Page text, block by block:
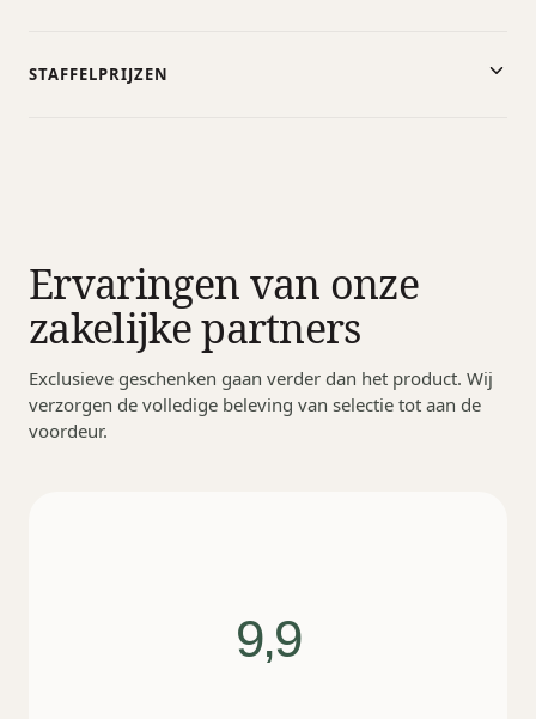
STAFFELPRIJZEN
Ervaringen van onze
zakelijke partners
Exclusieve geschenken gaan verder dan het product. Wij
verzorgen de volledige beleving van selectie tot aan de
voordeur.
9,9